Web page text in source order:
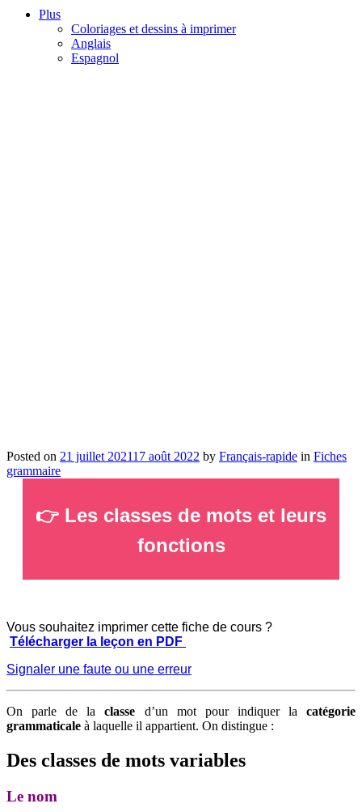
Plus
Coloriages et dessins à imprimer
Anglais
Espagnol
Posted on 21 juillet 202117 août 2022 by Français-rapide in Fiches
grammaire
👉 Les classes de mots et leurs
fonctions
Vous souhaitez imprimer cette fiche de cours ?
Télécharger la leçon en PDF
Signaler une faute ou une erreur
On parle de laclasse d’un mot pour indiquer lacatégorie
grammaticale à laquelle il appartient. On distingue :
Des classes de mots variables
Le nom